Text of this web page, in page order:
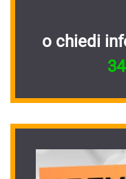
o chiedi